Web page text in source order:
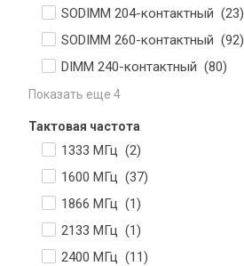
SODIMM 204-контактный (23)
SODIMM 260-контактный (92)
DIMM 240-контактный (80)
Показать еще 4
Тактовая частота
1333 МГц (2)
1600 МГц (37)
1866 МГц (1)
2133 МГц (1)
2400 МГц (11)